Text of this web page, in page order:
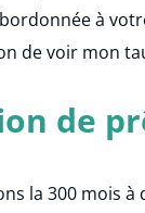
à
de voir mon
de
la 300 mois à